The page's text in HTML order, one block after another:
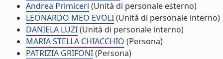
Andrea Primiceri (Unità di personale esterno)
LEONARDO MEO EVOLI(Unità di personale interno)
DANIELA LUZI(Unità di personale interno)
MARIA STELLA CHIACCHIO (Persona)
PATRIZIA GRIFONI(Persona)